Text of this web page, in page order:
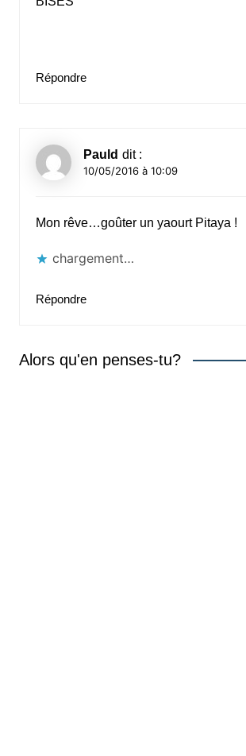
Répondre
Pauld dit :
10/05/2016 à 10:09
Mon rêve…goûter un yaourt Pitaya !
chargement…
Répondre
Alors qu'en penses-tu?